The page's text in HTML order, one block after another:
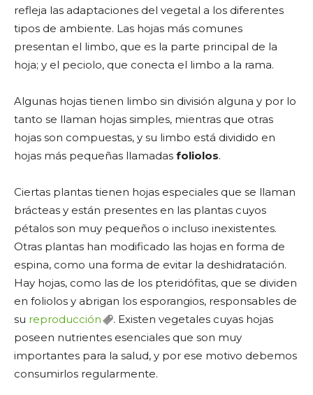
refleja las adaptaciones del vegetal a los diferentes
tipos de ambiente. Las hojas más comunes
presentan el limbo, que es la parte principal de la
hoja; y el peciolo, que conecta el limbo a la rama.
Algunas hojas tienen limbo sin división alguna y por lo
tanto se llaman hojas simples, mientras que otras
hojas son compuestas, y su limbo está dividido en
hojas más pequeñas llamadas foliolos.
Ciertas plantas tienen hojas especiales que se llaman
brácteas y están presentes en las plantas cuyos
pétalos son muy pequeños o incluso inexistentes.
Otras plantas han modificado las hojas en forma de
espina, como una forma de evitar la deshidratación.
Hay hojas, como las de los pteridófitas, que se dividen
en foliolos y abrigan los esporangios, responsables de
su reproducción
. Existen vegetales cuyas hojas
poseen nutrientes esenciales que son muy
importantes para la salud, y por ese motivo debemos
consumirlos regularmente.